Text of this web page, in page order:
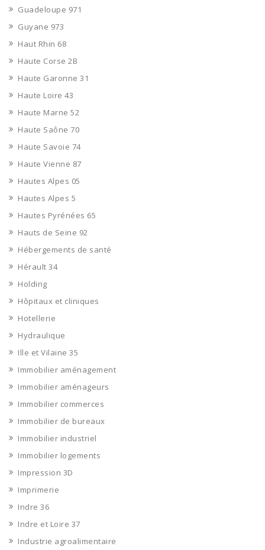
Guadeloupe 971
Guyane 973
Haut Rhin 68
Haute Corse 2B
Haute Garonne 31
Haute Loire 43
Haute Marne 52
Haute Saône 70
Haute Savoie 74
Haute Vienne 87
Hautes Alpes 05
Hautes Alpes 5
Hautes Pyrénées 65
Hauts de Seine 92
Hébergements de santé
Hérault 34
Holding
Hôpitaux et cliniques
Hotellerie
Hydraulique
Ille et Vilaine 35
Immobilier aménagement
Immobilier aménageurs
Immobilier commerces
Immobilier de bureaux
Immobilier industriel
Immobilier logements
Impression 3D
Imprimerie
Indre 36
Indre et Loire 37
Industrie agroalimentaire